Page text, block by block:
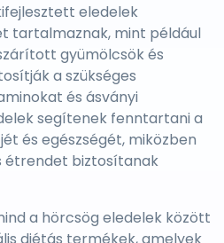
eledelek
tartalmaznak, mint például
gyümölcsök és
a szükséges
és ásványi
segítenek fenntartani a
és egészségét, miközben
étrendet biztosítanak
a hörcsög eledelek között
diétás termékek, amelyek